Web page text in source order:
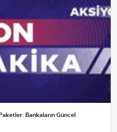
Bankaların Güncel